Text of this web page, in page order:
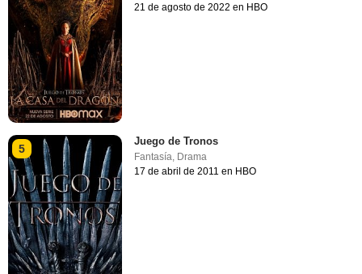
21 de agosto de 2022 en HBO
5
Juego de Tronos
Fantasía, Drama
17 de abril de 2011 en HBO